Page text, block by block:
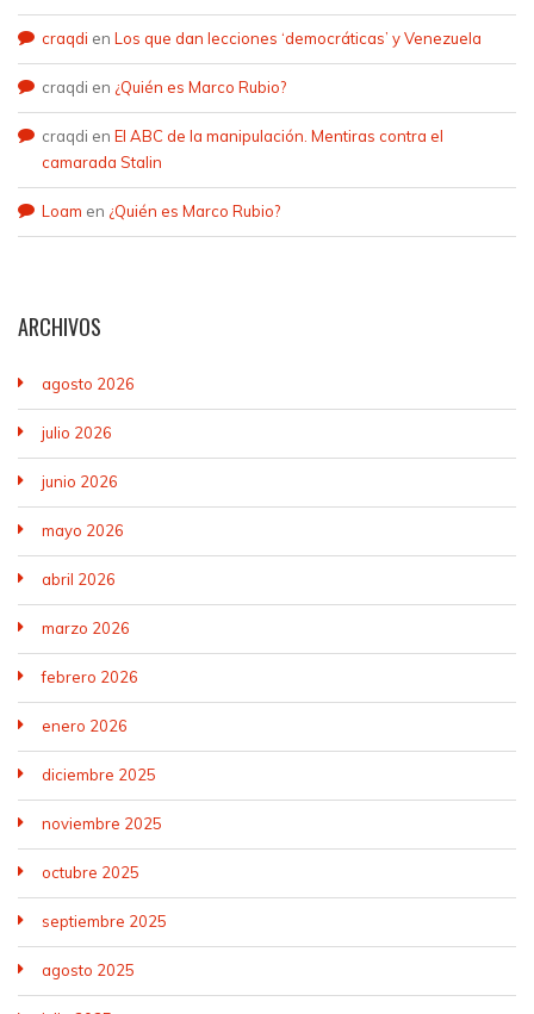
craqdi en Los que dan lecciones ‘democráticas’ y Venezuela
craqdi en ¿Quién es Marco Rubio?
craqdi en El ABC de la manipulación. Mentiras contra el
camarada Stalin
Loam en ¿Quién es Marco Rubio?
ARCHIVOS
agosto 2026
julio 2026
junio 2026
mayo 2026
abril 2026
marzo 2026
febrero 2026
enero 2026
diciembre 2025
noviembre 2025
octubre 2025
septiembre 2025
agosto 2025